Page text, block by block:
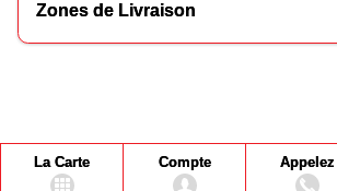
Zones de Livraison
La Carte Compte Appelez